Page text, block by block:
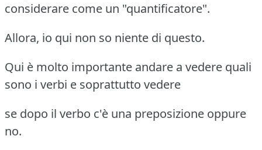
considerare come un "quantificatore".
Allora, io qui non so niente di questo.
Qui è molto importante andare a vedere quali
sono i verbi e soprattutto vedere
se dopo il verbo c'è una preposizione oppure
no.